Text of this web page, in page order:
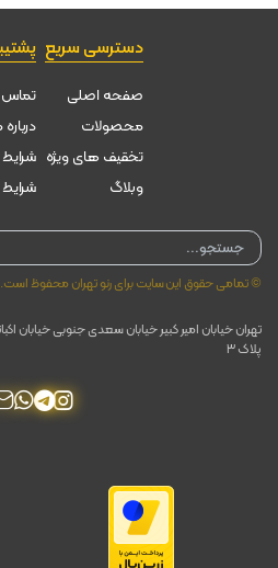
دسترسی سریع
صفحه اصلی
محصولات
تخقیف های ویژه
وبلاگ
تماس
درباره
Products
search
© تمامی حقوق این سایت برای رنو تهران محفوظ است.
تهران خیابان امیر کبیر خیابان سعدی جنوبی خیابان
پلاک ۳